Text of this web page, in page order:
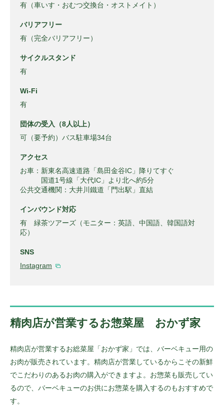
有（車いす・おむつ交換台・オストメイト）
バリアフリー
有（完全バリアフリー）
サイクルスタンド
有
Wi-Fi
有
団体の受入（8人以上）
可（要予約）バス駐車場34台
アクセス
お車：新東名高速道路「島田金谷IC」降りてすぐ
国道1号線「大代IC」より北へ約5分
公共交通機関：大井川鐵道「門出駅」直結
インバウンド対応
有 緑茶ツアーズ（モニター：英語、中国語、韓国語対
応）
SNS
Instagram
精肉店が営業するお惣菜屋 おかず家
精肉店が営業するお総菜屋「おかず家」では、バーベキュー用の
お肉が販売されています。精肉店が営業しているからこその新鮮
でこだわりのあるお肉の購入ができますよ。お惣菜も販売してい
るので、バーベキューのお供にお惣菜を購入するのもおすすめで
す。